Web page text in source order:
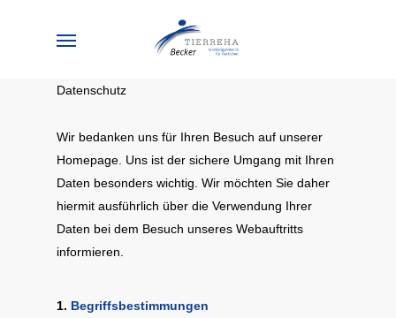
Datenschutz
Wir bedanken uns für Ihren Besuch auf unserer
Homepage. Uns ist der sichere Umgang mit Ihren
Daten besonders wichtig. Wir möchten Sie daher
hiermit ausführlich über die Verwendung Ihrer
Daten bei dem Besuch unseres Webauftritts
informieren.
1. Begriffsbestimmungen